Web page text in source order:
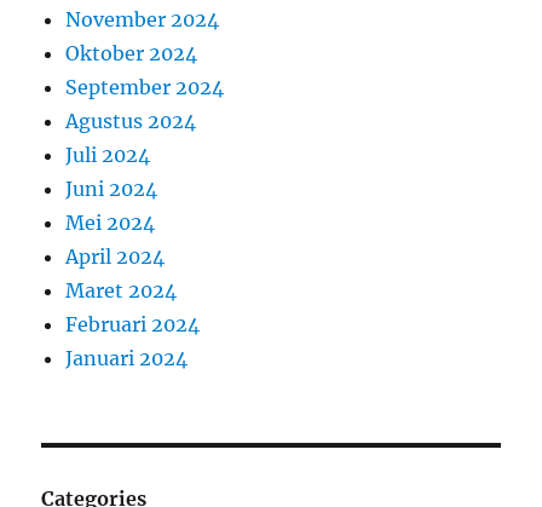
November 2024
Oktober 2024
September 2024
Agustus 2024
Juli 2024
Juni 2024
Mei 2024
April 2024
Maret 2024
Februari 2024
Januari 2024
Categories